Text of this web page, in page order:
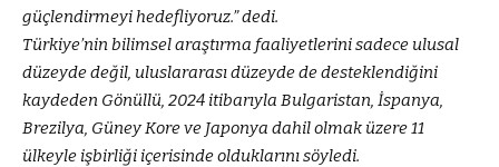
güçlendirmeyi hedefliyoruz.” dedi.
Türkiye’nin bilimsel araştırma faaliyetlerini sadece ulusal
düzeyde değil, uluslararası düzeyde de desteklendiğini
kaydeden Gönüllü, 2024 itibarıyla Bulgaristan, İspanya,
Brezilya, Güney Kore ve Japonya dahil olmak üzere 11
ülkeyle işbirliği içerisinde olduklarını söyledi.